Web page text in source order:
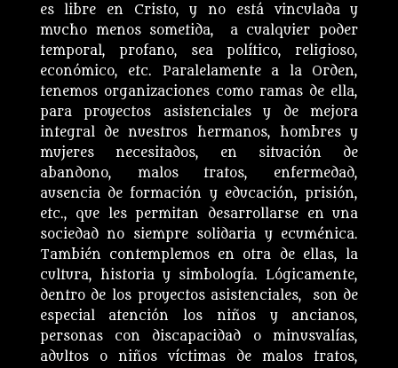
es libre en Cristo, y no está vinculada y
mucho menos sometida, a cualquier poder
temporal, profano, sea político, religioso,
económico, etc. Paralelamente a la Orden,
tenemos organizaciones como ramas de ella,
para proyectos asistenciales y de mejora
integral de nuestros hermanos, hombres y
mujeres necesitados, en situación de
abandono, malos tratos, enfermedad,
ausencia de formación y educación, prisión,
etc., que les permitan desarrollarse en una
sociedad no siempre solidaria y ecuménica.
También contemplemos en otra de ellas, la
cultura, historia y simbología. Lógicamente,
dentro de los proyectos asistenciales, son de
especial atención los niños y ancianos,
personas con discapacidad o minusvalías,
adultos o niños víctimas de malos tratos,